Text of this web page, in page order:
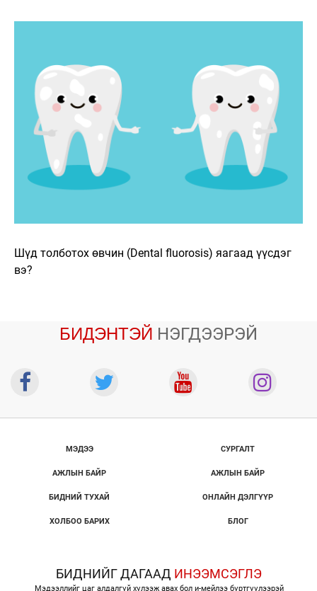
Шүд толботох өвчин (Dental fluorosis) яагаад үүсдэг
вэ?
БИДЭНТЭЙ НЭГДЭЭРЭЙ
МЭДЭЭ
АЖЛЫН БАЙР
БИДНИЙ ТУХАЙ
ХОЛБОО БАРИХ
СУРГАЛТ
АЖЛЫН БАЙР
ОНЛАЙН ДЭЛГҮҮР
БЛОГ
БИДНИЙГ ДАГААД ИНЭЭМСЭГЛЭ
Мэдээллийг цаг алдалгүй хүлээж авах бол и-мейлээ бүртгүүлээрэй